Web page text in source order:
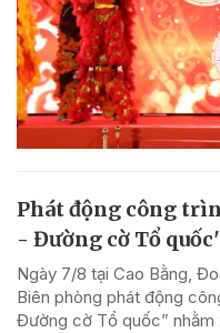
Phát động công
- Đường cờ Tổ quốc'
Ngày 7/8 tại Cao Bằng,
Biên phòng phát động
Đường cờ Tổ quốc” nhằm